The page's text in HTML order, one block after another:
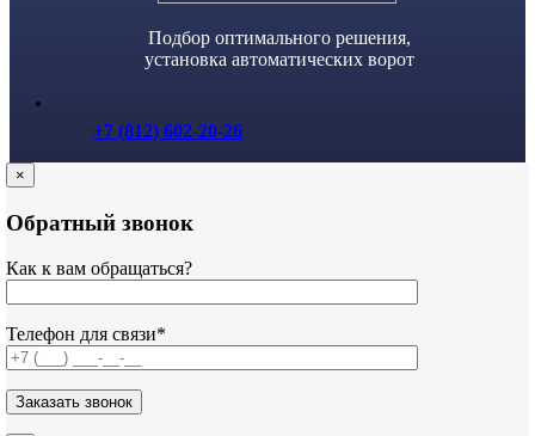
Подбор оптимального решения,
установка автоматических ворот
+7 (812) 602-20-26
×
Обратный звонок
Как к вам обращаться?
Телефон для связи*